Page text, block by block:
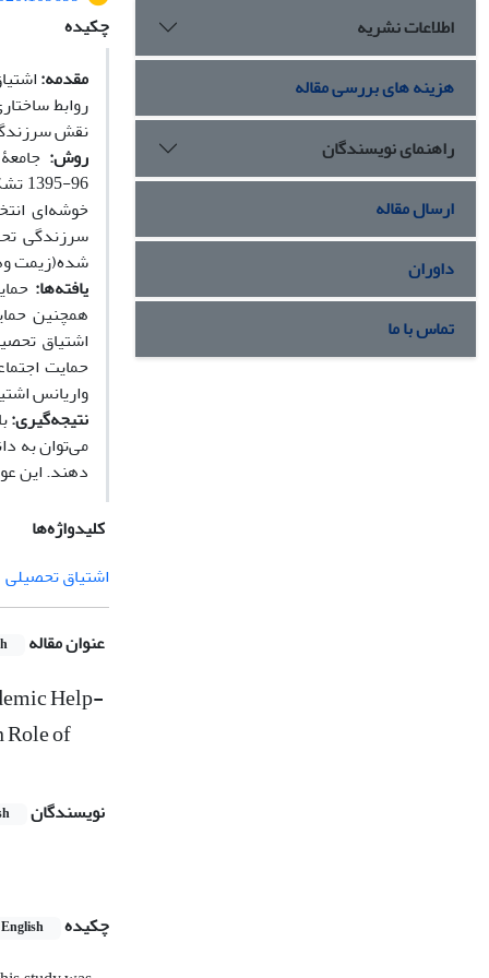
چکیده
مقدمه:
روابط
نقش
روش:
شده(زیمت وهمکاران، 1988) و تدریس تحول
یافتهها:
همچنین
اشتیاق
واریانس
نتیجهگیری:
می‌توان به
دهند. این
کلیدواژه‌ها
اشتیاق تحصیلی
عنوان مقاله
Help-
of
نویسندگان
چکیده English
اطلاعات نشریه
هزینه های بررسی مقاله
راهنمای نویسندگان
ارسال مقاله
داوران
تماس با ما